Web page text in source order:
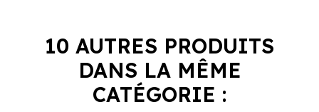
10 AUTRES PRODUITS
DANS LA MÊME
CATÉGORIE :